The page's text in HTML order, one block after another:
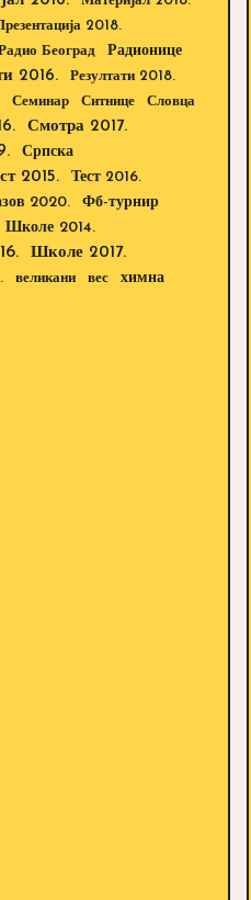
2018.
Београд
Радионице
2016. Резултати 2018.
Семинар Ситнице Словца
Смотра 2017.
Српска
2015.
Тест 2016.
2020.
Фб-турнир
Школе 2014.
Школе 2017.
великани вес химна